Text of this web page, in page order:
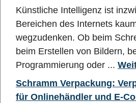
Künstliche Intelligenz ist
Bereichen des Internets
wegzudenken. Ob beim
beim Erstellen von Bildern,
Programmierung oder ...
Schramm Verpackung:
für Onlinehändler und E-